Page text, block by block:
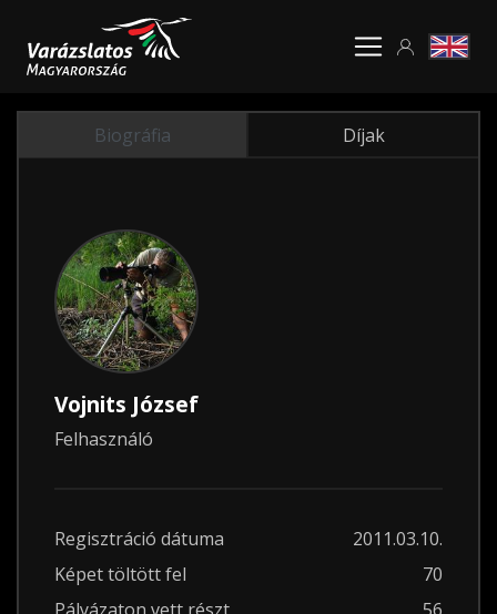
Biográfia Díjak
Vojnits József
Felhasználó
Regisztráció dátuma
2011.03.10.
Képet töltött fel
70